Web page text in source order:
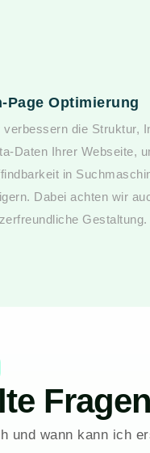
Page Optimierung
verbessern die Struktur,
Daten Ihrer Webseite,
in
Dabei achten wir
Gestaltung.
Fragen
und wann kann ich